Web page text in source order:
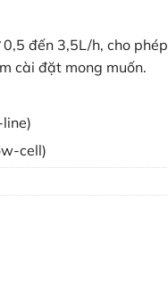
đến 3,5L/h, cho
cài đặt mong muốn.
cell)